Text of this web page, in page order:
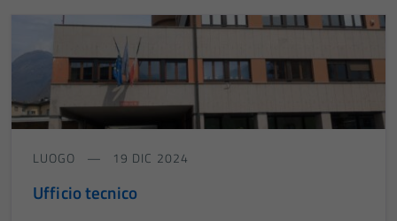
LUOGO 19 DIC 2024
Ufficio tecnico